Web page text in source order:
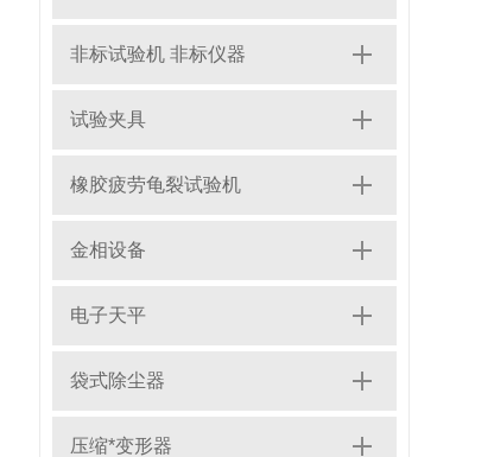
非标试验机 非标仪器
试验夹具
橡胶疲劳龟裂试验机
金相设备
电子天平
袋式除尘器
压缩*变形器